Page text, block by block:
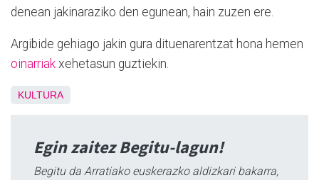
denean jakinaraziko den egunean, hain zuzen ere.
Argibide gehiago jakin gura dituenarentzat hona hemen
oinarriak xehetasun guztiekin.
KULTURA
Egin zaitez Begitu-lagun!
Begitu da Arratiako euskerazko aldizkari bakarra,